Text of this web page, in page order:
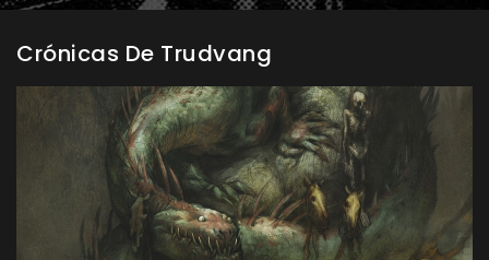
Crónicas De Trudvang